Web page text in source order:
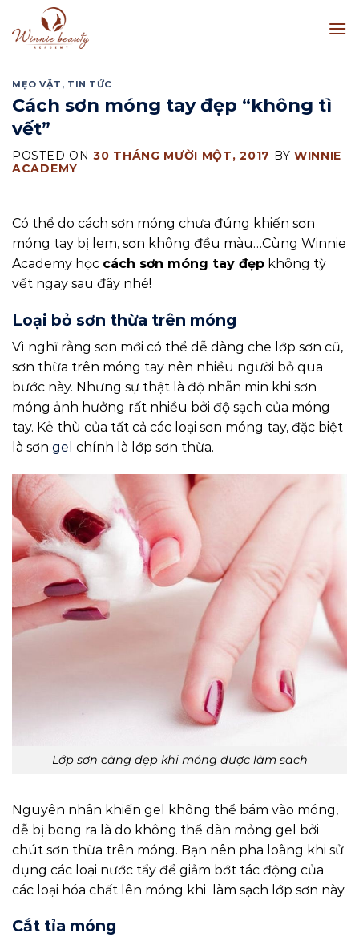
to
content
MẸO VẶT , TIN TỨC
Cách sơn móng tay đẹp “không tì
vết”
POSTED ON 30 THÁNG MƯỜI MỘT, 2017 BY WINNIE
ACADEMY
Có thể do cách sơn móng chưa đúng khiến sơn
móng tay bị lem, sơn không đều màu…Cùng Winnie
Academy học cách sơn móng tay đẹp không tỳ
vết ngay sau đây nhé!
Loại bỏ sơn thừa trên móng
Vì nghĩ rằng sơn mới có thể dễ dàng che lớp sơn cũ,
sơn thừa trên móng tay nên nhiều người bỏ qua
bước này. Nhưng sự thật là độ nhẵn min khi sơn
móng ảnh hưởng rất nhiều bởi độ sạch của móng
tay. Kẻ thù của tất cả các loại sơn móng tay, đặc biệt
là sơn gel chính là lớp sơn thừa.
Lớp sơn càng đẹp khi móng được làm sạch
Nguyên nhân khiến gel không thể bám vào móng,
dễ bị bong ra là do không thể dàn mỏng gel bởi
chút sơn thừa trên móng. Bạn nên pha loãng khi sử
dụng các loại nước tẩy để giảm bớt tác động của
các loại hóa chất lên móng khi làm sạch lớp sơn này
Cắt tỉa móng